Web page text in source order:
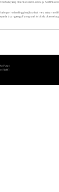
tertulis yang diberikan oleh Lembaga Sertifikasi
resiko tinggi wajib untuk melakukan
lapangan golf yang saat ini ditetapkan
Pusat
Aloft)